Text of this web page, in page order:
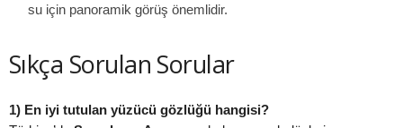
su için panoramik görüş önemlidir.
Sıkça Sorulan Sorular
1) En iyi tutulan yüzücü gözlüğü hangisi?